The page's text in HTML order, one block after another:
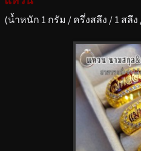
(น้ำหนัก 1 กรัม / ครึ่งสลึง / 1 สลึง